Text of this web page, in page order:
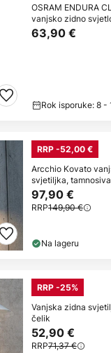
OSRAM ENDURA
vanjsko zidno
senzorom, sivo,
63,90 €
Rok isporuke: 8 -
RRP -52,00 €
Arcchio Kovato
svjetiljka,
97,90 €
RRP149,90 €
Na lageru
RRP -25%
Vanjska zidna
čelik
52,90 €
RRP71,37 €